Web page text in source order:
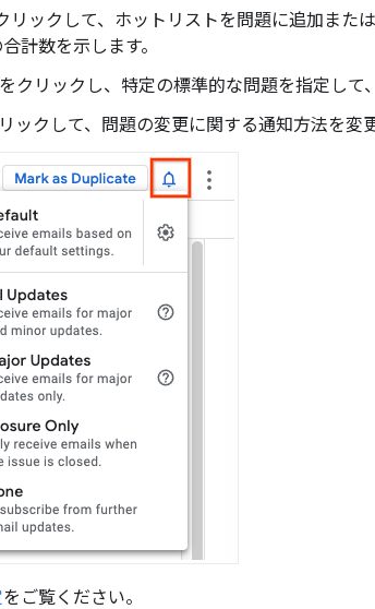
リックして、ホットリストを問題に追加また
計数を示します。
クリックし、特定の標準的な問題を指定して
ックして、問題の変更に関する通知方法を変更
をご覧ください。